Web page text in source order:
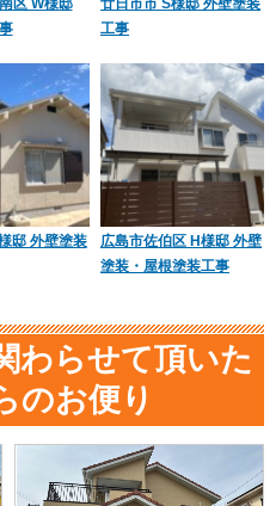
区 W様邸
廿日市市 S様邸 外壁塗装
工事
邸 外壁塗装
広島市佐伯区 H様邸 外壁
塗装・屋根塗装工事
わらせて頂いた
のお便り